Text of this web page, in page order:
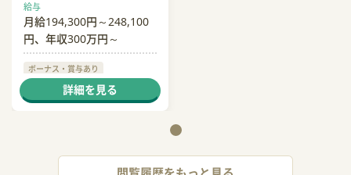
給与
月給194,300円～248,100
円、年収300万円～
ボーナス・賞与あり
社会保険完備
交通費支給
詳細を見る